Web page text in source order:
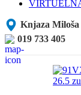
Knjaza Miloša
019 733 405